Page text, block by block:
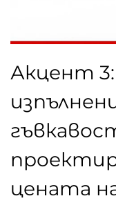
Акцент
цената